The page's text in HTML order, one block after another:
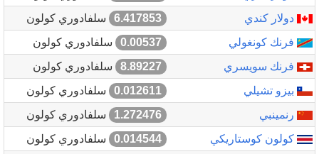
دولار كندي
6.417853
سلفادوري كولون
فرنك كونغولي
0.00537
سلفادوري كولون
فرنك سويسري
8.89227
سلفادوري كولون
بيزو تشيلي
0.012611
سلفادوري كولون
رنمينبي
1.272476
سلفادوري كولون
كولون كوستاريكي
0.014544
سلفادوري كولون